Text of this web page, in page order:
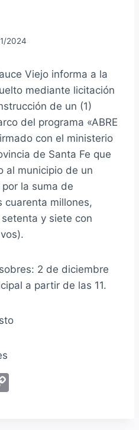
2024
Viejo informa a la
mediante licitación
de un (1)
del programa «ABRE
con el ministerio
de Santa Fe que
al municipio de un
la suma de
cuarenta millones,
y siete con
2 de diciembre
a partir de las 11.